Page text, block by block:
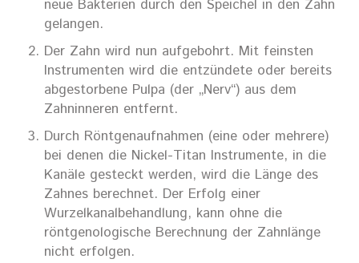
neue Bakterien durch den Speichel in den Zahn
gelangen.
Der Zahn wird nun aufgebohrt. Mit feinsten
Instrumenten wird die entzündete oder bereits
abgestorbene Pulpa (der „Nerv“) aus dem
Zahninneren entfernt.
Durch Röntgenaufnahmen (eine oder mehrere)
bei denen die Nickel-Titan Instrumente, in die
Kanäle gesteckt werden, wird die Länge des
Zahnes berechnet. Der Erfolg einer
Wurzelkanalbehandlung, kann ohne die
röntgenologische Berechnung der Zahnlänge
nicht erfolgen.